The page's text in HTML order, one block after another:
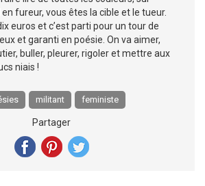
fureur, vous êtes la cible et le tueur.
euros et c’est parti pour un tour de
et garanti en poésie. On va aimer,
buller, pleurer, rigoler et mettre aux
niais !
militant feministe
Partager